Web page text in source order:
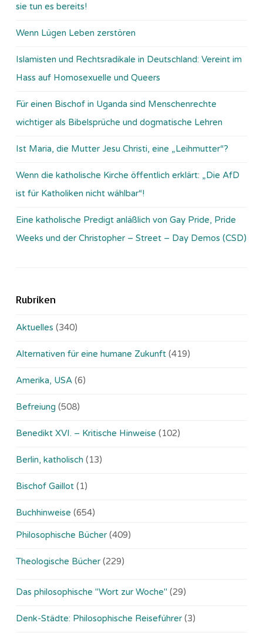
sie tun es bereits!
Wenn Lügen Leben zerstören
Islamisten und Rechtsradikale in Deutschland: Vereint im
Hass auf Homosexuelle und Queers
Für einen Bischof in Uganda sind Menschenrechte
wichtiger als Bibelsprüche und dogmatische Lehren
Ist Maria, die Mutter Jesu Christi, eine „Leihmutter“?
Wenn die katholische Kirche öffentlich erklärt: „Die AfD
ist für Katholiken nicht wählbar“!
Eine katholische Predigt anläßlich von Gay Pride, Pride
Weeks und der Christopher – Street – Day Demos (CSD)
Rubriken
Aktuelles (340)
Alternativen für eine humane Zukunft (419)
Amerika, USA (6)
Befreiung (508)
Benedikt XVI. – Kritische Hinweise (102)
Berlin, katholisch (13)
Bischof Gaillot (1)
Buchhinweise (654)
Philosophische Bücher (409)
Theologische Bücher (229)
Das philosophische "Wort zur Woche" (29)
Denk-Städte: Philosophische Reiseführer (3)